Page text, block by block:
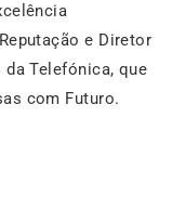
e Diretor
Telefónica, que
com Futuro.